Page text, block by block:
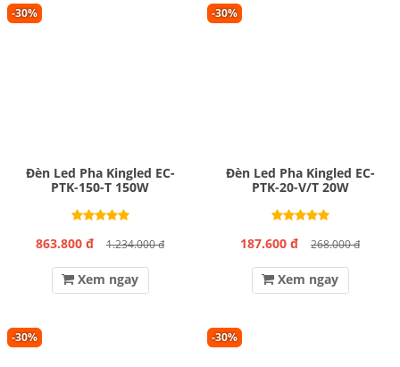
-30%
Đèn Led Pha Kingled EC-
PTK-150-T 150W
863.800 đ 1.234.000 đ
Xem ngay
-30%
Đèn Led Pha Kingled EC-
PTK-20-V/T 20W
187.600 đ 268.000 đ
Xem ngay
-30% -30%